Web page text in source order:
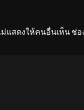
แสดงให้คนอื่นเห็น ช่อ